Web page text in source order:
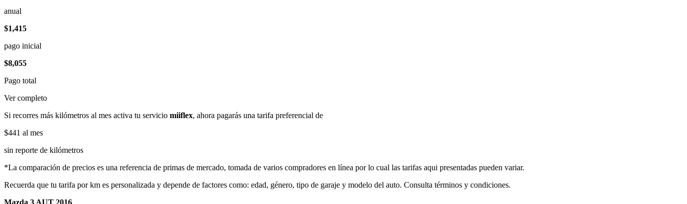
anual
$1,415
pago inicial
$8,055
Pago total
Ver completo
Si recorres más kilómetros al mes activa tu servicio miiflex, ahora pagarás una tarifa preferencial de
$441 al mes
sin reporte de kilómetros
*La comparación de precios es una referencia de primas de mercado, tomada de varios compradores en línea por lo cual las tarifas aqui presentadas pueden variar.
Recuerda que tu tarifa por km es personalizada y depende de factores como: edad, género, tipo de garaje y modelo del auto. Consulta términos y condiciones.
Mazda 3 AUT 2016